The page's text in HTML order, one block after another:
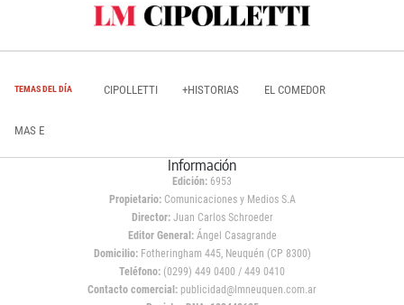
TEMAS DEL DÍA CIPOLLETTI +HISTORIAS EL COMEDOR
MAS E
Información
Edición: 6953
Propietario:Comunicaciones y Medios S.A
Director: Juan Carlos Schroeder
Editor General:Ángel Casagrande
Domicilio:Fotheringham 445, Neuquén (CP 8300)
Teléfono: (0299) 449 0400 / 449 0410
Contacto comercial: publicidad@lmneuquen.com.ar